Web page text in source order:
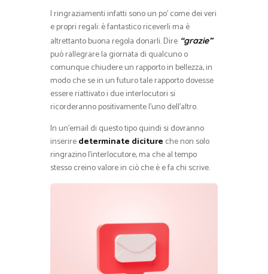
I ringraziamenti infatti sono un po’ come dei veri
e propri regali: è fantastico riceverli ma è
altrettanto buona regola donarli. Dire “grazie”
può rallegrare la giornata di qualcuno o
comunque chiudere un rapporto in bellezza, in
modo che se in un futuro tale rapporto dovesse
essere riattivato i due interlocutori si
ricorderanno positivamente l’uno dell’altro.
In un’email di questo tipo quindi si dovranno
inseriredeterminate diciture che non solo
ringrazino l’interlocutore, ma che al tempo
stesso creino valore in ciò che è e fa chi scrive.